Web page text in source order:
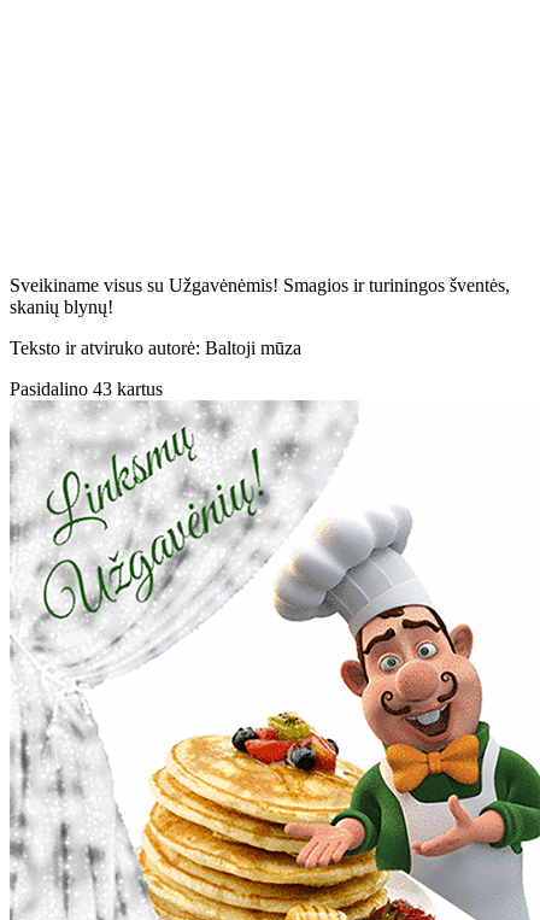
Sveikiname visus su Užgavėnėmis! Smagios ir turiningos šventės,
skanių blynų!
Teksto ir atviruko autorė: Baltoji mūza
Pasidalino 43 kartus